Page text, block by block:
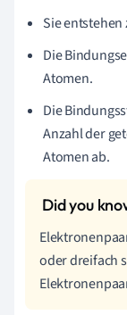
Sie
Die
Atomen.
Die
Anzahl der
Atomen ab.
oder dreifach